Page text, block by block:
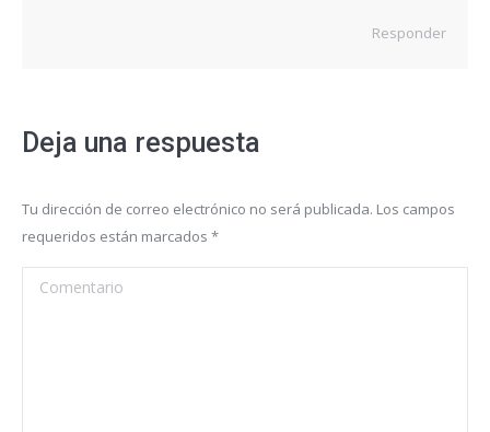
Responder
Deja una respuesta
Tu dirección de correo electrónico no será publicada. Los campos
requeridos están marcados *
Comentario